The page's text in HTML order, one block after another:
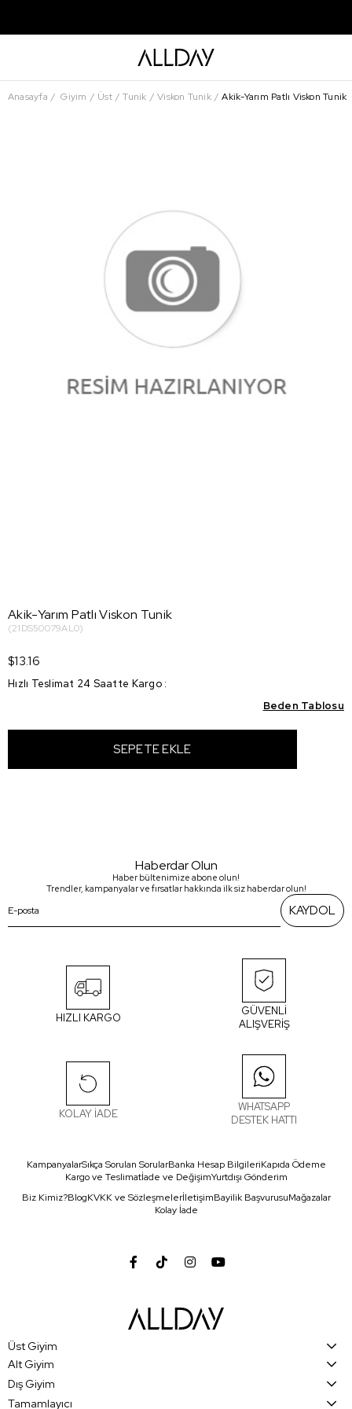
Anasayfa Giyim Üst Tunik Viskon Tunik Akik-Yarım Patlı Viskon Tunik
Akik-Yarım Patlı Viskon Tunik
(21DS50079AL0)
$13.16
Hızlı Teslimat 24 Saatte Kargo :
Beden Tablosu
Haberdar Olun
Haber bültenimize abone olun!
Trendler, kampanyalar ve fırsatlar hakkında ilk siz haberdar olun!
KAYDOL
HIZLI KARGO
GÜVENLİ
ALIŞVERİŞ
KOLAY İADE
WHATSAPP
DESTEK HATTI
KampanyalarSıkça Sorulan SorularBanka Hesap BilgileriKapıda Ödeme
Kargo ve Teslimatİade ve DeğişimYurtdışı Gönderim
Biz Kimiz?BlogKVKK ve SözleşmelerİletişimBayilik BaşvurusuMağazalar
Kolay İade
Üst Giyim
Alt Giyim
Dış Giyim
Tamamlayıcı